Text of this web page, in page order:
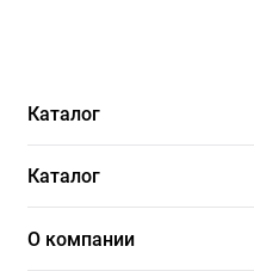
Каталог
Каталог
О компании